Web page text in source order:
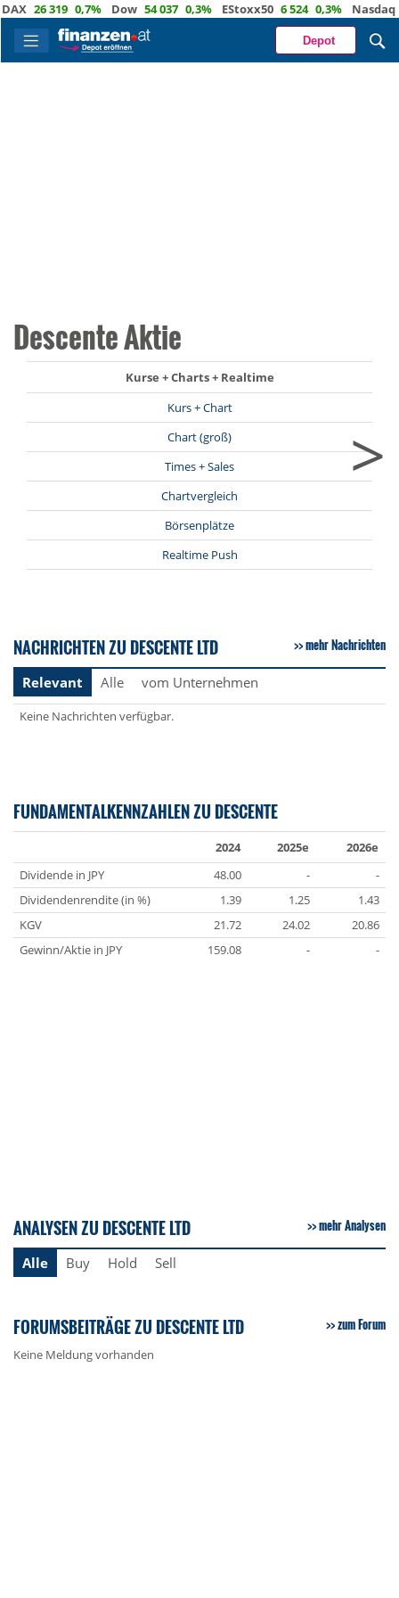
26 319 0,7% Dow 54 037 0,3% EStoxx50 6 524 0,3% Nasdaq 29
Depot
Descente Aktie
Kurse + Charts + Realtime
Kurs + Chart
Chart (groß)
Times + Sales
Chartvergleich
Börsenplätze
Realtime Push
>
NACHRICHTEN ZU DESCENTE LTD mehr Nachrichten
Relevant Alle vom Unternehmen
Keine Nachrichten verfügbar.
FUNDAMENTALKENNZAHLEN ZU DESCENTE
2024 2025e
2026e
Dividende in JPY
48.00 -
-
Dividendenrendite (in %)
1.39 1.25
1.43
KGV
21.72 24.02
20.86
Gewinn/Aktie in JPY
159.08 - -
ANALYSEN ZU DESCENTE LTD mehr Analysen
Alle Buy Hold Sell
FORUMSBEITRÄGE ZU DESCENTE LTD zum Forum
Keine Meldung vorhanden